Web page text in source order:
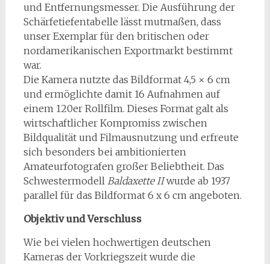
und Entfernungsmesser. Die Ausführung der
Schärfetiefentabelle lässt mutmaßen, dass
unser Exemplar für den britischen oder
nordamerikanischen Exportmarkt bestimmt
war.
Die Kamera nutzte das Bildformat 4,5 × 6 cm
und ermöglichte damit 16 Aufnahmen auf
einem 120er Rollfilm. Dieses Format galt als
wirtschaftlicher Kompromiss zwischen
Bildqualität und Filmausnutzung und erfreute
sich besonders bei ambitionierten
Amateurfotografen großer Beliebtheit. Das
Schwestermodell Baldaxette IIwurde ab 1937
parallel für das Bildformat 6 x 6 cm angeboten.
Objektiv und Verschluss
Wie bei vielen hochwertigen deutschen
Kameras der Vorkriegszeit wurde die